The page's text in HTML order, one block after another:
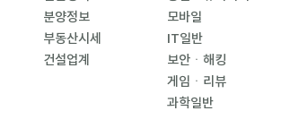
분양정보
부동산시세
건설업계
모바일
IT일반
보안ㆍ해킹
게임ㆍ리뷰
과학일반